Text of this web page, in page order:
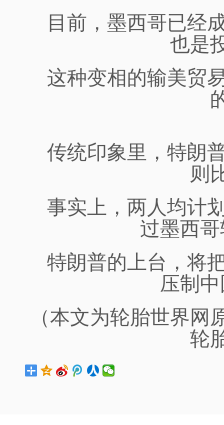
目前， 墨西哥已经
也是
这种变相的输美贸
传统印象里，特朗
则
事实上，两人均计
过墨西
特朗普的上台，将
压制
（本文为轮胎世界
轮